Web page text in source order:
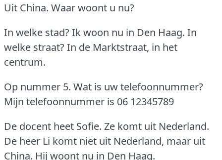
Uit China. Waar woont u nu?
In welke stad?Ik woon nu in Den Haag. In
welke straat?In de Marktstraat, in het
centrum.
Op nummer 5. Wat is uw telefoonnummer?
Mijn telefoonnummer is 06 12345789
De docent heet Sofie. Ze komt uit Nederland.
De heer Li komt niet uit Nederland, maar uit
China. Hij woont nu in Den Haag.